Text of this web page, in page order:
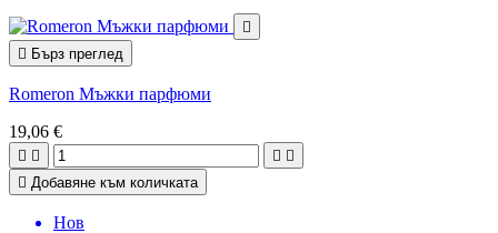

 Бърз преглед
Romeron Мъжки парфюми
19,06 €
   
 Добавяне към количката
Нов